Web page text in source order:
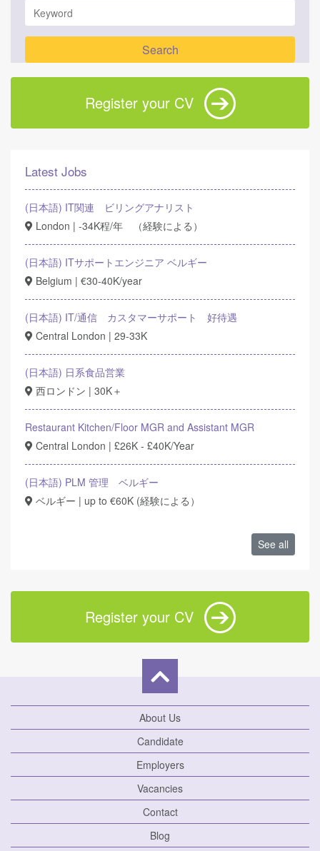
Register your CV
Latest Jobs
(日本語) IT関連 ビリングアナリスト
London | -34K程/年 （経験による）
(日本語) ITサポートエンジニア ベルギー
Belgium | €30-40K/year
(日本語) IT/通信 カスタマーサポート 好待遇
Central London | 29-33K
(日本語) 日系食品営業
西ロンドン | 30K＋
Restaurant Kitchen/Floor MGR and Assistant MGR
Central London | £26K - £40K/Year
(日本語) PLM 管理 ベルギー
ベルギー | up to €60K (経験による）
See all
Register your CV
About Us
Candidate
Employers
Vacancies
Contact
Blog